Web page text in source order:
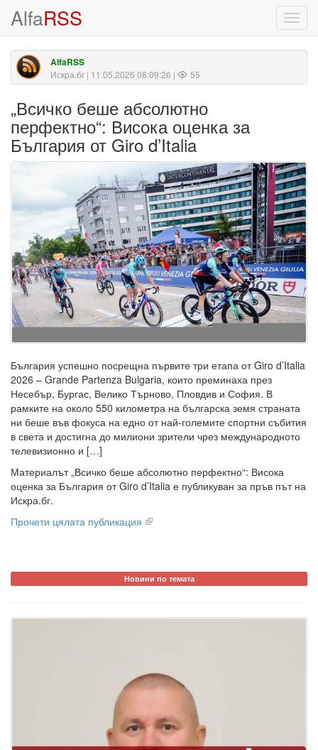
AlfaRSS
AlfaRSS
Искра.бг | 11.05.2026 08:09:26 | 55
„Всичко беше абсолютно
перфектно“: Висока оценка за
България от Giro d’Italia
България успешно посрещна първите три етапа от Giro d’Italia
2026 – Grande Partenza Bulgaria, които преминаха през
Несебър, Бургас, Велико Търново, Пловдив и София. В
рамките на около 550 километра на българска земя страната
ни беше във фокуса на едно от най-големите спортни събития
в света и достигна до милиони зрители чрез международното
телевизионно и […]
Материалът „Всичко беше абсолютно перфектно“: Висока
оценка за България от Giro d’Italia е публикуван за пръв път на
Искра.бг.
Прочети цялата публикация
Новини по темата